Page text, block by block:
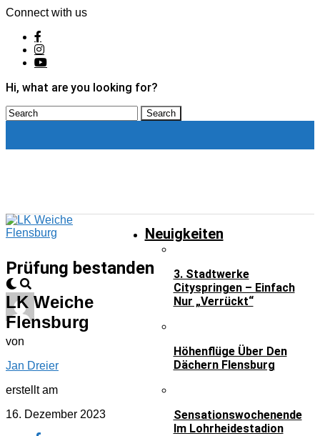
Connect with us
Hi, what are you looking for?
LK Weiche
Flensburg
Neuigkeiten
3. Stadtwerke
Cityspringen – Einfach
Nur „verrückt“
Höhenflüge Über Den
Dächern Flensburg
Sensationswochenende
Im Lohrheidestadion
Neuigkeiten
Prüfung bestanden
von
Jan Dreier
erstellt am
16. Dezember 2023